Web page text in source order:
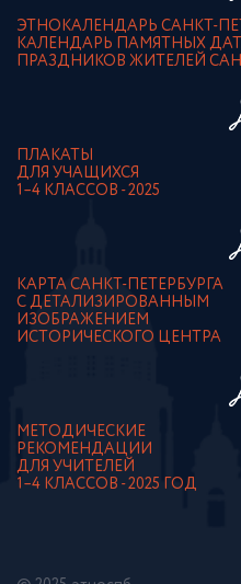
ЭТНОКАЛЕНДАРЬ САНКТ-
КАЛЕНДАРЬ ПАМЯТНЫХ
ПРАЗДНИКОВ ЖИТЕЛЕЙ
ПЛАКАТЫ
ДЛЯ УЧАЩИХСЯ
1–4 КЛАССОВ - 2025
КАРТА САНКТ-ПЕТЕРБУРГА
С ДЕТАЛИЗИРОВАННЫМ
ИЗОБРАЖЕНИЕМ
ИСТОРИЧЕСКОГО ЦЕНТРА
МЕТОДИЧЕСКИЕ
РЕКОМЕНДАЦИИ
ДЛЯ УЧИТЕЛЕЙ
1–4 КЛАССОВ - 2025 ГОД